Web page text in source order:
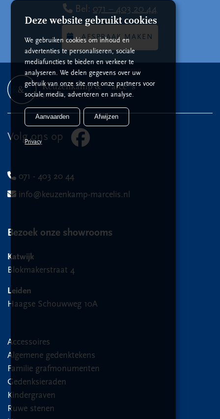
Bel: 071 – 403 20 44
AFSPRAAK MAKEN
Volg ons op
071 - 403 20 44
info@keuzenkamp-marcelis.nl
Bezoek onze showrooms
Katwijk
Blokmakerstraat 4
Leiden
Haagse Schouwweg 10A
Accessoires
Algemene gedenktekens
Familie grafmonumenten
Gedenksieraden
Kindergraven
Ruwe stenen
Deze website gebruikt cookies
We gebruiken cookies om inhoud en
advertenties te personaliseren, sociale
mediafuncties te bieden en verkeer te
analyseren. We delen gegevens over uw
gebruik van onze site met onze partners voor
sociale media, adverteren en analyse.
Aanvaarden Afwijzen
Privacy